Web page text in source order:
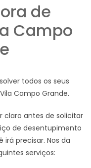
de
Campo
todos os seus
Campo Grande.
claro antes de solicitar
de desentupimento
irá precisar. Nos da
serviços: